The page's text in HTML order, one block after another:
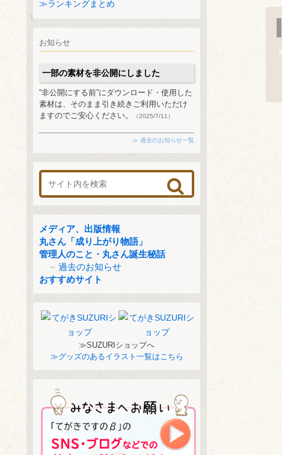
≫ランキングまとめ
お知らせ
一部の素材を非公開にしました
“非公開にする前”にダウンロード・使用した
素材は、そのまま引き続きご利用いただけ
ますのでご安心ください。
（2025/7/11）
≫ 過去のお知らせ一覧
メディア、出版情報
丸さん「成り上がり物語」
管理人のこと・丸さん誕生秘話
過去のお知らせ
おすすめサイト
≫SUZURIショップへ
≫グッズのあるイラスト一覧はこちら